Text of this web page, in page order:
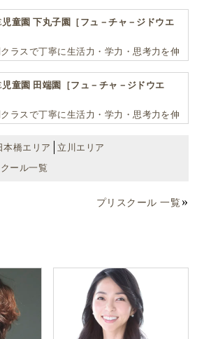
で学ぶこと、考える力を育みます
童園 下丸子園［フュ－チャ－ジドウエ
ラスで丁寧に生活力・学力・思考力を伸
童園 田端園［フュ－チャ－ジドウエ
ラスで丁寧に生活力・学力・思考力を伸
本橋エリア
立川エリア
ール一覧
プリスクール 一覧